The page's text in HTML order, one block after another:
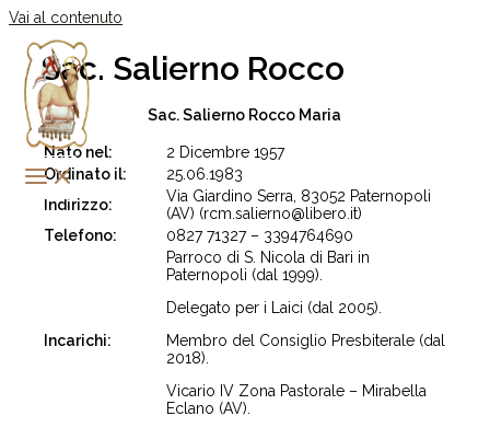
Vai al contenuto
Sac. Salierno Rocco
Sac. Salierno Rocco Maria
Nato nel:
2 Dicembre 1957
Ordinato il:
25.06.1983
Indirizzo:
Via Giardino Serra, 83052 Paternopoli
(AV) (rcm.salierno@libero.it)
Telefono:
0827 71327 – 3394764690
Incarichi:
Parroco di S. Nicola di Bari in
Paternopoli (dal 1999).
Delegato per i Laici (dal 2005).
Membro del Consiglio Presbiterale (dal
2018).
Vicario IV Zona Pastorale – Mirabella
Eclano (AV).